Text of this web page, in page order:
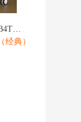
麦澜德 生物刺激反馈仪 MLD B4T（经
典）